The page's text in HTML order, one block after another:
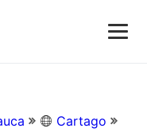
Cartago